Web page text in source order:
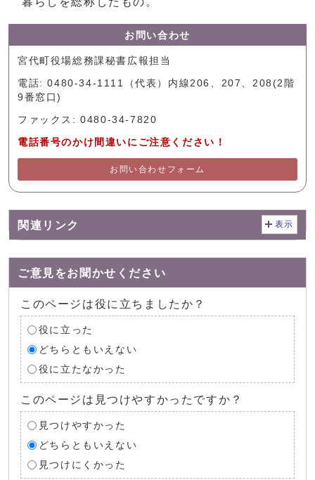
お問い合わせ
宮代町役場総務課秘書広報担当
電話: 0480-34-1111（代表）内線206、207、208(2階
9番窓口)
ファックス: 0480-34-7820
電話番号のかけ間違いにご注意ください！
お問い合わせフォーム
関連リンク 表示
ご意見をお聞かせください
このページは役に立ちましたか？
役に立った
どちらともいえない
役に立たなかった
このページは見つけやすかったですか？
見つけやすかった
どちらともいえない
見つけにくかった